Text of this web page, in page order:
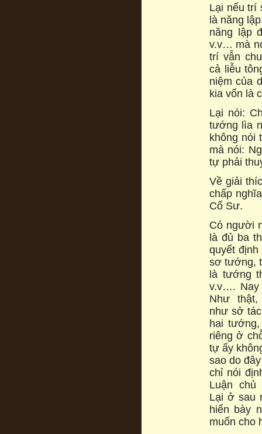
Lại nếu trí
là năng
năng lập
v.v… mà
trí vẫn
cả liễu
niệm của
kia vốn là
Lại nói:
tướng lìa
không nói
mà nói:
tự phải
Về giải
chấp
Cổ Sư.
Có người
là đủ ba
quyết
sơ tướng,
là tướng
v.v…. Nay
Như
như sở
hai
riêng ở
tự ấy
sao do
chỉ nói
Luận
Lại ở sau
hiển bày
muốn cho